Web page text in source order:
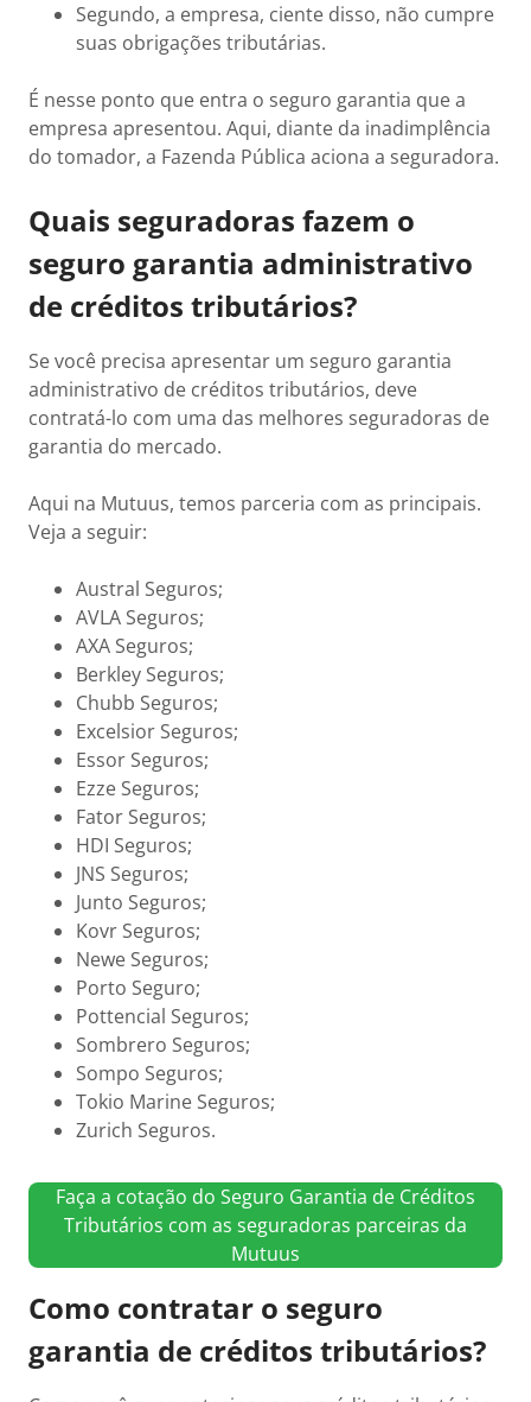
Segundo, a empresa, ciente disso, não cumpre
suas obrigações tributárias.
É nesse ponto que entra o seguro garantia que a
empresa apresentou. Aqui, diante da inadimplência
do tomador, a Fazenda Pública aciona a seguradora.
Quais seguradoras fazem o
seguro garantia administrativo
de créditos tributários?
Se você precisa apresentar um seguro garantia
administrativo de créditos tributários, deve
contratá-lo com uma das melhores seguradoras de
garantia do mercado.
Aqui na Mutuus, temos parceria com as principais.
Veja a seguir:
Austral Seguros;
AVLA Seguros;
AXA Seguros;
Berkley Seguros;
Chubb Seguros;
Excelsior Seguros;
Essor Seguros;
Ezze Seguros;
Fator Seguros;
HDI Seguros;
JNS Seguros;
Junto Seguros;
Kovr Seguros;
Newe Seguros;
Porto Seguro;
Pottencial Seguros;
Sombrero Seguros;
Sompo Seguros;
Tokio Marine Seguros;
Zurich Seguros.
Faça a cotação do Seguro Garantia de Créditos
Tributários com as seguradoras parceiras da
Mutuus
Como contratar o seguro
garantia de créditos tributários?